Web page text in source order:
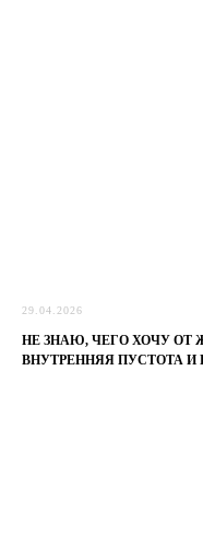
29.04.2026
НЕ ЗНАЮ, ЧЕГО ХОЧУ ОТ
ВНУТРЕННЯЯ ПУСТОТА И